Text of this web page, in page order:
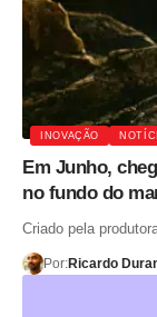
INOVAÇÃO
Em Junho,
no fundo do
Criado pela
Por:Ricardo